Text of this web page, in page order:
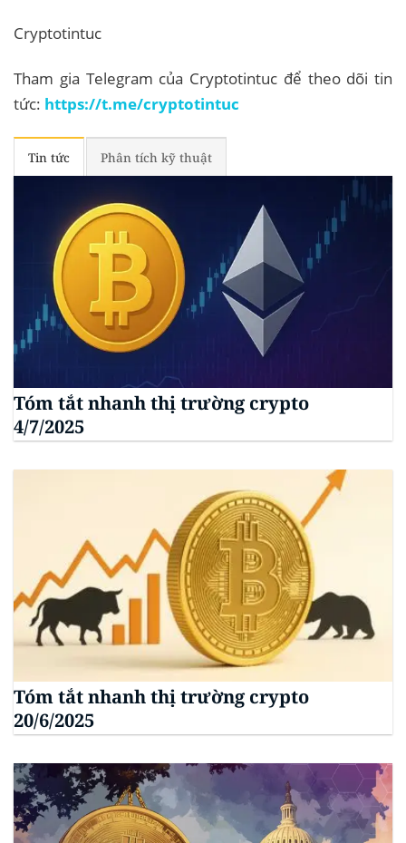
Cryptotintuc
Tham gia Telegram của Cryptotintuc để theo dõi tin
tức: https://t.me/cryptotintuc
Tin tức Phân tích kỹ thuật
Tóm tắt nhanh thị trường crypto
4/7/2025
Tóm tắt nhanh thị trường crypto
20/6/2025